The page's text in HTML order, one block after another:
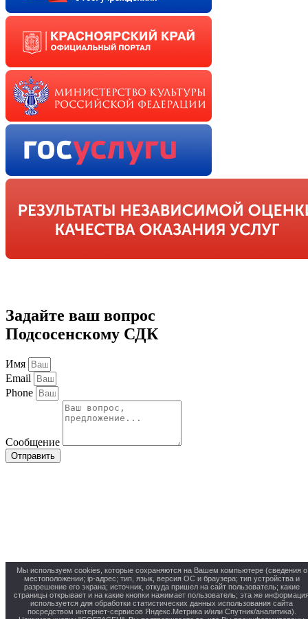
Мы используем cookies, которые сохраняются на Вашем компьютере (сведения о
местоположении; ip-адрес; тип, язык, версия ОС и браузера; тип устройства и
разрешение его экрана; источник, откуда пришел на сайт пользователь; какие
страницы открывает и на какие кнопки нажимает пользователь; эта же
используется для обработки статистических данных использования сайта
посредством интернет-сервисов Яндекс.Метрика и/или Спутник/аналитика).
Задайте ваш вопрос
Подсосенскому СДК
Имя
Email
Phone
Сообщение
Отправить